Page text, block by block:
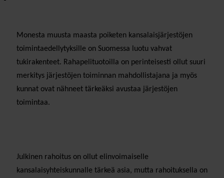
Monesta muusta maasta poiketen kansalaisjärjestöjen
toimintaedellytyksille on Suomessa luotu vahvat
tukirakenteet. Rahapelituotoilla on perinteisesti ollut suuri
merkitys järjestöjen toiminnan mahdollistajana ja myös
kunnat ovat nähneet tärkeäksi avustaa järjestöjen
toimintaa.
Julkinen rahoitus on ollut elinvoimaiselle
kansalaisyhteiskunnalle tärkeä asia, mutta rahoituksella on